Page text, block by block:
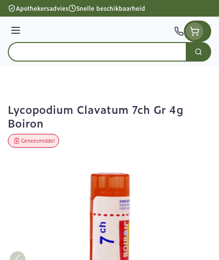
Ga naar de inhoud
Apothekersadvies Snelle beschikbaarheid
Menu
Product, merk, categorie...
Zoek
Lycopodium Clavatum 7ch Gr 4g
Boiron
Geneesmiddel